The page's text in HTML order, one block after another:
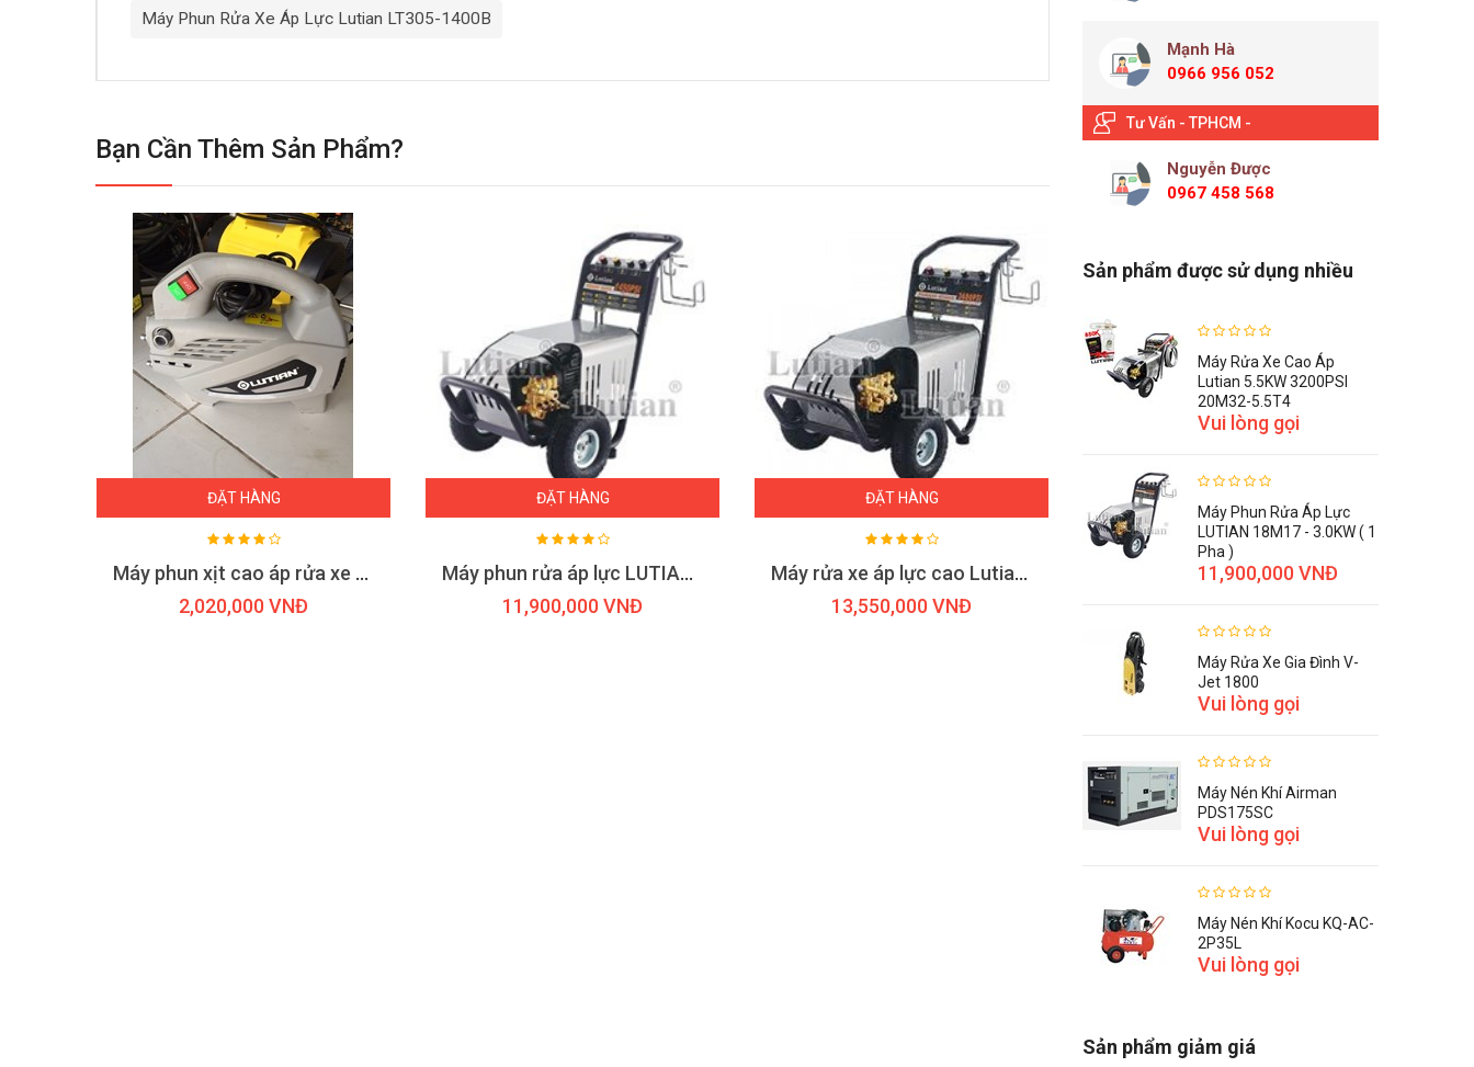
Máy Phun Rửa Xe Áp Lực Lutian LT305-1400B
Bạn Cần Thêm Sản Phẩm?
ĐẶT HÀNG
Máy phun xịt cao áp rửa xe Lutian LT210G-1300
2,020,000 VNĐ
ĐẶT HÀNG
Máy phun rửa áp lực LUTIAN 18M17 - 3.0KW ( 1 pha )
11,900,000 VNĐ
ĐẶT HÀNG
Máy rửa xe áp lực cao Lutian 18M17.5-3T
13,550,000 VNĐ
Mạnh Hà
0966 956 052
Tư Vấn - TPHCM -
Nguyễn Được
0967 458 568
Sản phẩm được sử dụng nhiều
Máy Rửa Xe Cao Áp
Lutian 5.5KW 3200PSI
20M32-5.5T4
Vui lòng gọi
Máy Phun Rửa Áp Lực
LUTIAN 18M17 - 3.0KW ( 1
Pha )
11,900,000 VNĐ
Máy Rửa Xe Gia Đình V-
Jet 1800
Vui lòng gọi
Máy Nén Khí Airman
PDS175SC
Vui lòng gọi
Máy Nén Khí Kocu KQ-AC-
2P35L
Vui lòng gọi
Sản phẩm giảm giá